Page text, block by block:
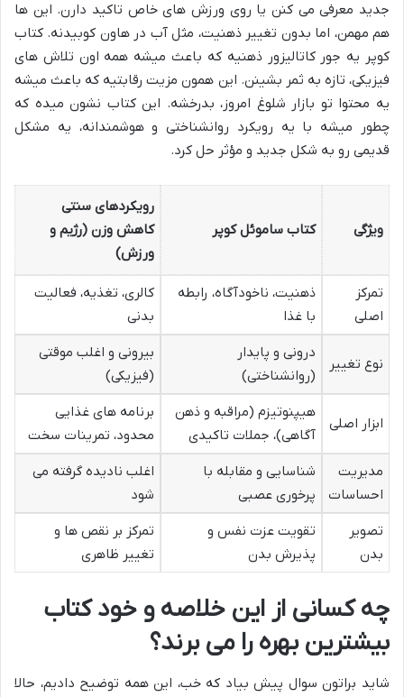
جدید معرفی می کنن یا روی ورزش های خاص تاکید دارن. این ها
هم مهمن، اما بدون تغییر ذهنیت، مثل آب در هاون کوبیدنه. کتاب
کوپر یه جور کاتالیزور ذهنیه که باعث میشه همه اون تلاش های
فیزیکی، تازه به ثمر بشینن. این همون مزیت رقابتیه که باعث میشه
یه محتوا تو بازار شلوغ امروز، بدرخشه. این کتاب نشون میده که
چطور میشه با یه رویکرد روانشناختی و هوشمندانه، یه مشکل
قدیمی رو به شکل جدید و مؤثر حل کرد.
ویژگی کتاب ساموئل کوپر
رویکردهای سنتی
کاهش وزن (رژیم و
ورزش)
تمرکز
اصلی
ذهنیت، ناخودآگاه، رابطه
با غذا
کالری، تغذیه، فعالیت
بدنی
نوع تغییر
درونی و پایدار
(روانشناختی)
بیرونی و اغلب موقتی
(فیزیکی)
ابزار اصلی
هیپنوتیزم (مراقبه و ذهن
آگاهی)، جملات تاکیدی
برنامه های غذایی
محدود، تمرینات سخت
مدیریت
احساسات
شناسایی و مقابله با
پرخوری عصبی
اغلب نادیده گرفته می
شود
تصویر
بدن
تقویت عزت نفس و
پذیرش بدن
تمرکز بر نقص ها و
تغییر ظاهری
چه کسانی از این خلاصه و خود کتاب
بیشترین بهره را می برند؟
شاید براتون سوال پیش بیاد که خب، این همه توضیح دادیم، حالا